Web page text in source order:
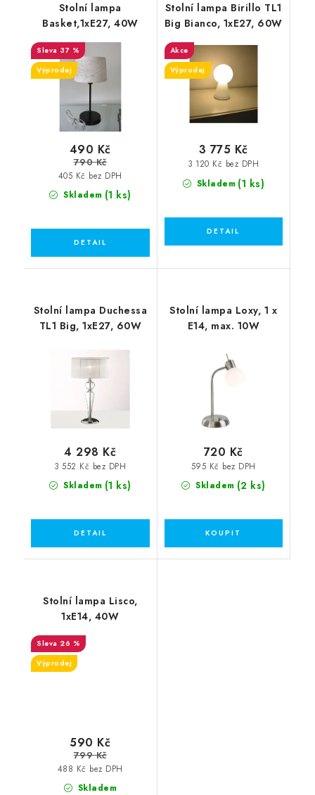
Stolní lampa
Basket,1xE27, 40W
37 %
Výprodej
Skladem (1 ks)
405 Kč bez DPH
490 Kč
790 Kč
Stolní lampa Birillo TL1
Big Bianco, 1xE27, 60W
Akce
Výprodej
Skladem (1 ks)
3 120 Kč bez DPH
3 775 Kč
Stolní lampa Duchessa
TL1 Big, 1xE27, 60W
Skladem (1 ks)
3 552 Kč bez DPH
4 298 Kč
Stolní lampa Loxy, 1 x
E14, max. 10W
Skladem (2 ks)
595 Kč bez DPH
720 Kč
Stolní lampa Lisco,
1xE14, 40W
26 %
Výprodej
Skladem
488 Kč bez DPH
590 Kč
799 Kč